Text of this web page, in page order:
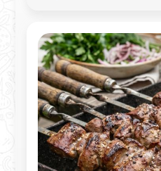
пряное блюдо,
овощными соками.